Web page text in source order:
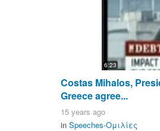
6:23
Costas Mihalos,
Greece agree...
15 years ago
in Speeches-Ομιλίες